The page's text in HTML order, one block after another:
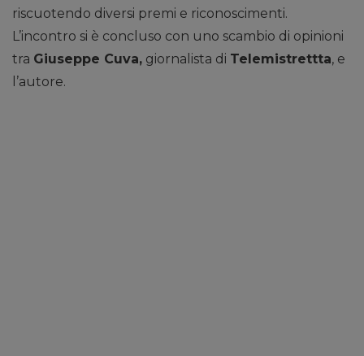
riscuotendo diversi premi e riconoscimenti.
L’incontro si è concluso con uno scambio di opinioni
tra Giuseppe Cuva, giornalista di Telemistrettta, e
l’autore.